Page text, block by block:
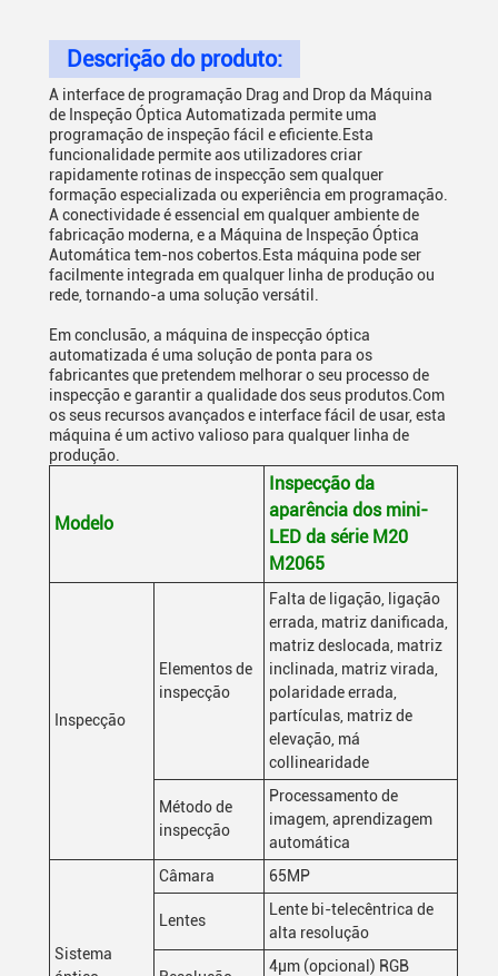
Descrição do produto:
A interface de programação Drag and Drop da Máquina
de Inspeção Óptica Automatizada permite uma
programação de inspeção fácil e eficiente.Esta
funcionalidade permite aos utilizadores criar
rapidamente rotinas de inspecção sem qualquer
formação especializada ou experiência em programação.
A conectividade é essencial em qualquer ambiente de
fabricação moderna, e a Máquina de Inspeção Óptica
Automática tem-nos cobertos.Esta máquina pode ser
facilmente integrada em qualquer linha de produção ou
rede, tornando-a uma solução versátil.
Em conclusão, a máquina de inspecção óptica
automatizada é uma solução de ponta para os
fabricantes que pretendem melhorar o seu processo de
inspecção e garantir a qualidade dos seus produtos.Com
os seus recursos avançados e interface fácil de usar, esta
máquina é um activo valioso para qualquer linha de
produção.
Modelo
Inspecção da
aparência dos mini-
LED da série M20
M2065
Inspecção
Elementos de
inspecção
Falta de ligação, ligação
errada, matriz danificada,
matriz deslocada, matriz
inclinada, matriz virada,
polaridade errada,
partículas, matriz de
elevação, má
collinearidade
Método de
inspecção
Processamento de
imagem, aprendizagem
automática
Sistema
Câmara 65MP
Lentes
Lente bi-telecêntrica de
alta resolução
4μm (opcional) RGB